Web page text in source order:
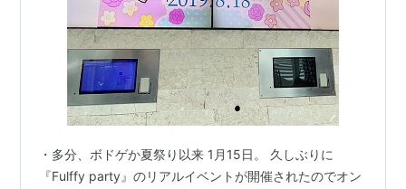
・多分、ボドゲか夏祭り以来 1月15日。 久しぶりに
『Fulffy party』のリアルイベントが開催されたのでオン